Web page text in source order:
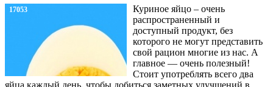
17053
Куриное яйцо – очень
распространенный и
доступный продукт, без
которого не могут представить
свой рацион многие из нас. А
главное — очень полезный!
Стоит употреблять всего два
яйца каждый день, чтобы добиться заметных улучшений в